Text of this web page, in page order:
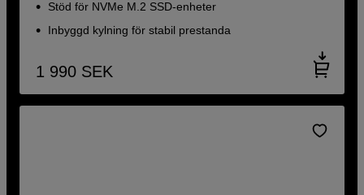
Stöd för NVMe M.2 SSD-enheter
Inbyggd kylning för stabil prestanda
1 990 SEK